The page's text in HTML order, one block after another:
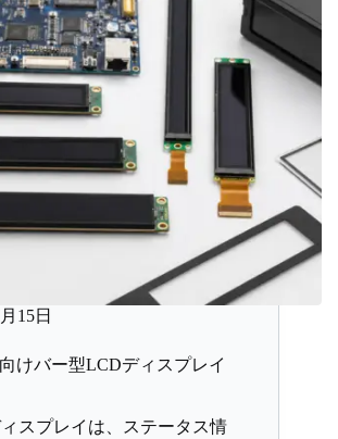
15日
けバー型LCDディスプレイ
スプレイは、ステータス情